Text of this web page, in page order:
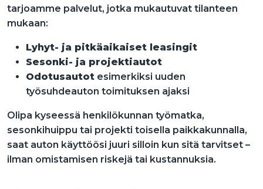
tarjoamme palvelut, jotka mukautuvat tilanteen
mukaan:
Lyhyt- ja pitkäaikaiset leasingit
Sesonki- ja projektiautot
Odotusautot esimerkiksi uuden
työsuhdeauton toimituksen ajaksi
Olipa kyseessä henkilökunnan työmatka,
sesonkihuippu tai projekti toisella paikkakunnalla,
saat auton käyttöösi juuri silloin kun sitä tarvitset –
ilman omistamisen riskejä tai kustannuksia.